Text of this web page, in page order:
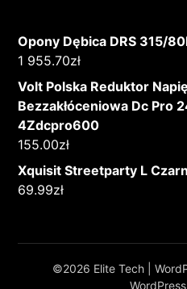
Opony Dębica DRS 315/
1 955.70zł
Volt Polska Reduktor
Bezzakłóceniowa Dc Pro
4Zdcpro600
155.00zł
Xquisit Streetparty L
69.99zł
©2026 Elite Tech |